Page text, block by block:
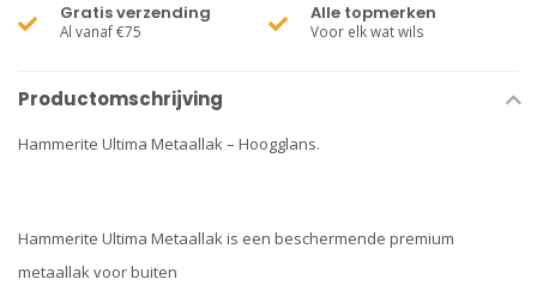
Gratis verzending
Al vanaf €75
Alle topmerken
Voor elk wat wils
Productomschrijving
Hammerite Ultima Metaallak – Hoogglans.
Hammerite Ultima Metaallak is een beschermende premium
metaallak voor buiten